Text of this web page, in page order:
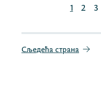
1 2 3
Сљедећа страна